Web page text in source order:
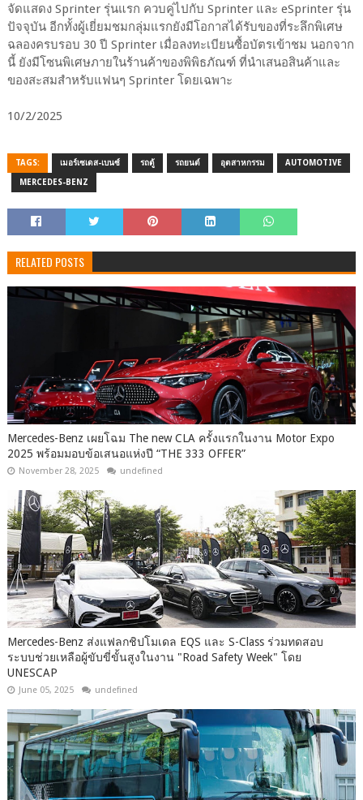
จัดแสดง Sprinter รุ่นแรก ควบคู่ไปกับ Sprinter และ eSprinter รุ่น
ปัจจุบัน อีกทั้งผู้เยี่ยมชมกลุ่มแรกยังมีโอกาสได้รับของที่ระลึกพิเศษ
ฉลองครบรอบ 30 ปี Sprinter เมื่อลงทะเบียนซื้อบัตรเข้าชม นอกจาก
นี้ ยังมีโซนพิเศษภายในร้านค้าของพิพิธภัณฑ์ ที่นำเสนอสินค้าและ
ของสะสมสำหรับแฟนๆ Sprinter โดยเฉพาะ
10/2/2025
TAGS: เมอร์เซเดส-เบนซ์ รถตู้ รถยนต์ อุตสาหกรรม AUTOMOTIVE
MERCEDES-BENZ
RELATED POSTS
Mercedes-Benz เผยโฉม The new CLA ครั้งแรกในงาน Motor Expo
2025 พร้อมมอบข้อเสนอแห่งปี “THE 333 OFFER”
November 28, 2025 undefined
Mercedes-Benz ส่งแฟลกชิปโมเดล EQS และ S-Class ร่วมทดสอบ
ระบบช่วยเหลือผู้ขับขี่ขั้นสูงในงาน "Road Safety Week" โดย
UNESCAP
June 05, 2025 undefined